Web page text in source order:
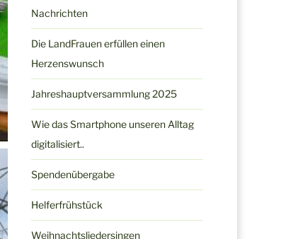
Nachrichten
Die LandFrauen erfüllen einen
Herzenswunsch
Jahreshauptversammlung 2025
Wie das Smartphone unseren Alltag
digitalisiert..
Spendenübergabe
Helferfrühstück
Weihnachtsliedersingen